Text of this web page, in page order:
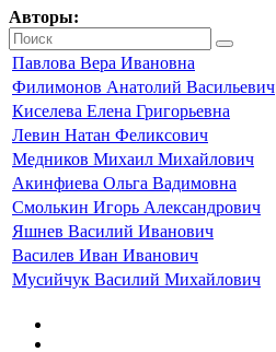
Авторы:
Павлова Вера Ивановна
Филимонов Анатолий Васильевич
Киселева Елена Григорьевна
Левин Натан Феликсович
Медников Михаил Михайлович
Акинфиева Ольга Вадимовна
Смолькин Игорь Александрович
Яшнев Василий Иванович
Василев Иван Иванович
Мусийчук Василий Михайлович